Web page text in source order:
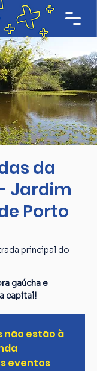
da
Jardim
Porto
principal do
gaúcha e
capital!
não estão à
eventos